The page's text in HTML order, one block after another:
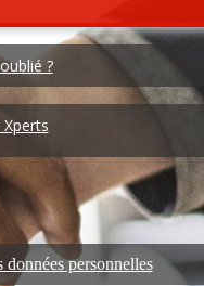
?
personnelles